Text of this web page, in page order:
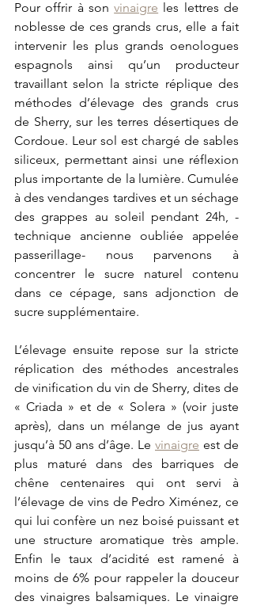
Pour offrir à son vinaigre les lettres de
noblesse de ces grands crus, elle a fait
intervenir les plus grands oenologues
espagnols ainsi qu’un producteur
travaillant selon la stricte réplique des
méthodes d’élevage des grands crus
de Sherry, sur les terres désertiques de
Cordoue. Leur sol est chargé de sables
siliceux, permettant ainsi une réflexion
plus importante de la lumière. Cumulée
à des vendanges tardives et un séchage
des grappes au soleil pendant 24h, -
technique ancienne oubliée appelée
passerillage- nous parvenons à
concentrer le sucre naturel contenu
dans ce cépage, sans adjonction de
sucre supplémentaire.
L’élevage ensuite repose sur la stricte
réplication des méthodes ancestrales
de vinification du vin de Sherry, dites de
« Criada » et de « Solera » (voir juste
après), dans un mélange de jus ayant
jusqu’à 50 ans d’âge. Le vinaigre est de
plus maturé dans des barriques de
chêne centenaires qui ont servi à
l’élevage de vins de Pedro Ximénez, ce
qui lui confère un nez boisé puissant et
une structure aromatique très ample.
Enfin le taux d’acidité est ramené à
moins de 6% pour rappeler la douceur
des vinaigres balsamiques. Le vinaigre